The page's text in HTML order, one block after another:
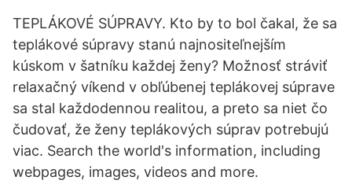
TEPLÁKOVÉ SÚPRAVY. Kto by to bol čakal, že sa
teplákové súpravy stanú najnositeľnejším
kúskom v šatníku každej ženy? Možnosť stráviť
relaxačný víkend v obľúbenej teplákovej súprave
sa stal každodennou realitou, a preto sa niet čo
čudovať, že ženy teplákových súprav potrebujú
viac. Search the world's information, including
webpages, images, videos and more.